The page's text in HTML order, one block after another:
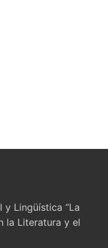
y Lingüística “La
la Literatura y el